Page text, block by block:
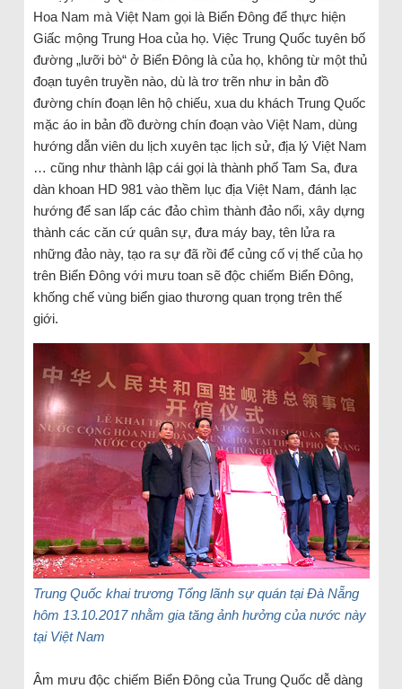
Hoa Nam mà Việt Nam gọi là Biển Đông để thực hiện
Giấc mộng Trung Hoa của họ. Việc Trung Quốc tuyên bố
đường „lưỡi bò“ ở Biển Đông là của họ, không từ một thủ
đoạn tuyên truyền nào, dù là trơ trẽn như in bản đồ
đường chín đoạn lên hộ chiếu, xua du khách Trung Quốc
mặc áo in bản đồ đường chín đoạn vào Việt Nam, dùng
hướng dẫn viên du lịch xuyên tạc lịch sử, địa lý Việt Nam
… cũng như thành lập cái gọi là thành phố Tam Sa, đưa
dàn khoan HD 981 vào thềm lục địa Việt Nam, đánh lạc
hướng để san lấp các đảo chìm thành đảo nổi, xây dựng
thành các căn cứ quân sự, đưa máy bay, tên lửa ra
những đảo này, tạo ra sự đã rồi để củng cố vị thế của họ
trên Biển Đông với mưu toan sẽ độc chiếm Biển Đông,
khống chế vùng biển giao thương quan trọng trên thế
giới.
Trung Quốc khai trương Tổng lãnh sự quán tại Đà Nẵng
hôm 13.10.2017 nhằm gia tăng ảnh hưởng của nước này
tại Việt Nam
Âm mưu độc chiếm Biển Đông của Trung Quốc dễ dàng